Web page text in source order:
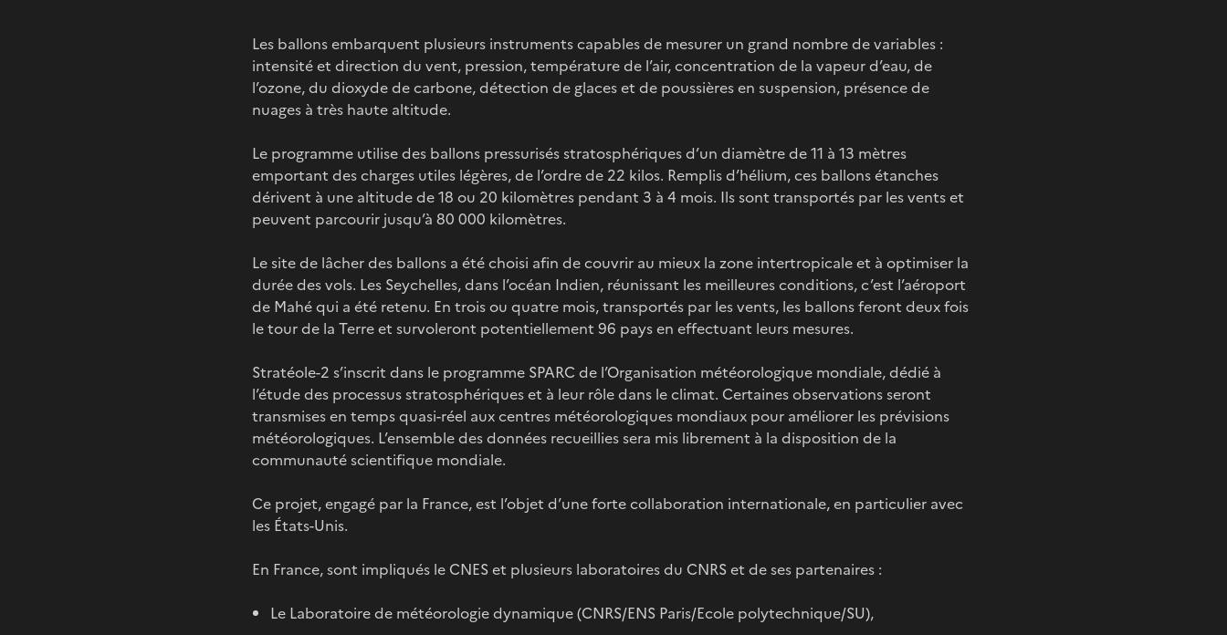
Les ballons embarquent plusieurs instruments capables de mesurer un grand nombre de variables :
intensité et direction du vent, pression, température de l’air, concentration de la vapeur d’eau, de
l’ozone, du dioxyde de carbone, détection de glaces et de poussières en suspension, présence de
nuages à très haute altitude.
Le programme utilise des ballons pressurisés stratosphériques d’un diamètre de 11 à 13 mètres
emportant des charges utiles légères, de l’ordre de 22 kilos. Remplis d’hélium, ces ballons étanches
dérivent à une altitude de 18 ou 20 kilomètres pendant 3 à 4 mois. Ils sont transportés par les vents et
peuvent parcourir jusqu’à 80 000 kilomètres.
Le site de lâcher des ballons a été choisi afin de couvrir au mieux la zone intertropicale et à optimiser la
durée des vols. Les Seychelles, dans l’océan Indien, réunissant les meilleures conditions, c’est l’aéroport
de Mahé qui a été retenu. En trois ou quatre mois, transportés par les vents, les ballons feront deux fois
le tour de la Terre et survoleront potentiellement 96 pays en effectuant leurs mesures.
Stratéole-2 s’inscrit dans le programme SPARC de l’Organisation météorologique mondiale, dédié à
l’étude des processus stratosphériques et à leur rôle dans le climat. Certaines observations seront
transmises en temps quasi-réel aux centres météorologiques mondiaux pour améliorer les prévisions
météorologiques. L’ensemble des données recueillies sera mis librement à la disposition de la
communauté scientifique mondiale.
Ce projet, engagé par la France, est l’objet d’une forte collaboration internationale, en particulier avec
les États-Unis.
En France, sont impliqués le CNES et plusieurs laboratoires du CNRS et de ses partenaires :
Le Laboratoire de météorologie dynamique (CNRS/ENS Paris/Ecole polytechnique/SU),